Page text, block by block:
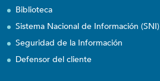
Biblioteca
Sistema Nacional de Información (SNI)
Seguridad de la Información
Defensor del cliente